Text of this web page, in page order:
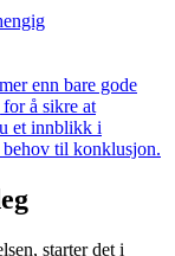
enn bare gode
å sikre at
et innblikk i
til konklusjon.
starter det i